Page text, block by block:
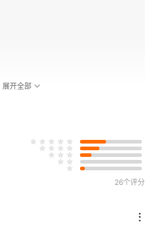
展开全部
26个评分